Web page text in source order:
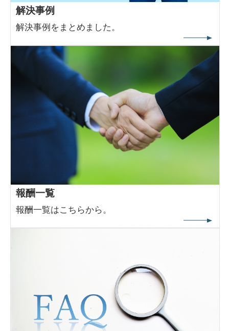
解決事例
解決事例をまとめました。
報酬一覧
報酬一覧はこちらから。